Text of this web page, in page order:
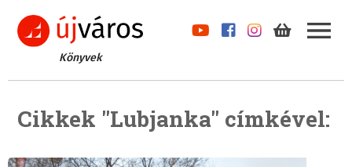
Könyvek
Cikkek "Lubjanka" címkével: